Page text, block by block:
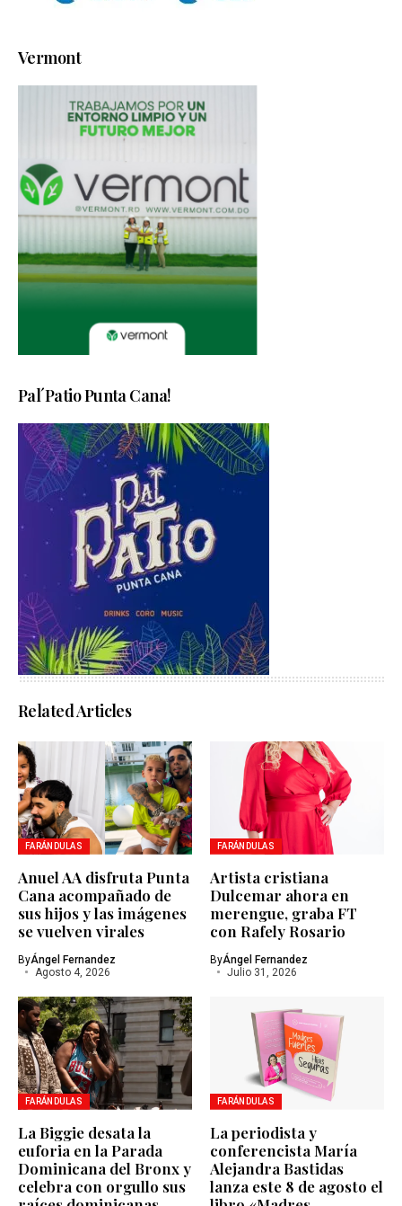
Vermont
Pal´Patio Punta Cana!
Related Articles
FARÁNDULAS
Anuel AA disfruta Punta
Cana acompañado de
sus hijos y las imágenes
se vuelven virales
ByÁngel Fernandez
Agosto 4, 2026
FARÁNDULAS
Artista cristiana
Dulcemar ahora en
merengue, graba FT
con Rafely Rosario
ByÁngel Fernandez
Julio 31, 2026
FARÁNDULAS
La Biggie desata la
euforia en la Parada
Dominicana del Bronx y
celebra con orgullo sus
FARÁNDULAS
La periodista y
conferencista María
Alejandra Bastidas
lanza este 8 de agosto el